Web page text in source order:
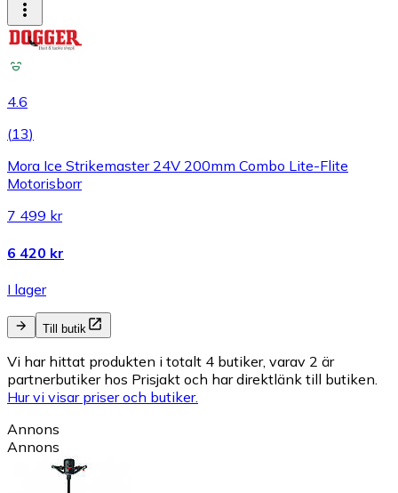
4.6
(13)
Mora Ice Strikemaster 24V 200mm Combo Lite-Flite
Motorisborr
7 499 kr
6 420 kr
I lager
Till butik
Vi har hittat produkten i totalt 4 butiker, varav 2 är
partnerbutiker hos Prisjakt och har direktlänk till butiken.
Hur vi visar priser och butiker.
Annons
Annons